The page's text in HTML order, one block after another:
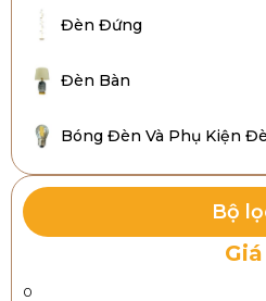
Đèn Đứng
Đèn Bàn
Bóng Đèn Và Phụ Kiện
Bộ
Giá